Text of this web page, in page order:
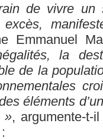
de vivre un
Emmanuel
la
de la
éléments
», argumente-t-